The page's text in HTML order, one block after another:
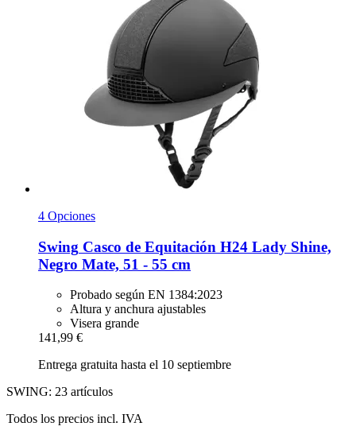
4 Opciones
Swing Casco de Equitación H24 Lady Shine,
Negro Mate, 51 -​ 55 cm
Probado según EN 1384:2023
Altura y anchura ajustables
Visera grande
141,99 €
Entrega gratuita hasta el 10 septiembre
SWING: 23 artículos
Todos los precios incl. IVA